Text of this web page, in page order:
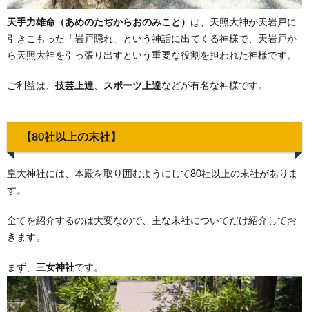
天手力雄命（あめのたぢからおのみこと） は、天照大神が天岩戸に
引きこもった「岩戸隠れ」という神話に出てくる神様で、天岩戸か
ら天照大神を引っ張り出すという重要な役割を担われた神様です。
ご利益は、 技芸上達 スポーツ上達などが有名な神様です。
【80社以上の末社】
皇大神社には、本殿を取り囲むようにして80社以上の末社がありま
す。
全てを紹介するのは大変なので、主な末社についてだけ紹介してお
きます。
まず、 三女神社です。